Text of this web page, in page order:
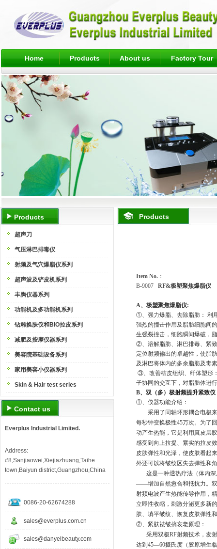
Home Products About us Factory Tour
Products
超声刀
气压淋巴排毒仪
射频及气穴爆脂仪系列
超声波及铲皮机系列
丰胸仪器系列
功能机及多功能机系列
钻雕换肤仪和BIO拉皮系列
减肥及按摩仪器系列
美容院基础设备系列
家用美容小仪器系列
Skin & Hair test series
Contact us
Everplus Industrial Limited.
Address:
#8,Sanjiaowei,Xiejiazhuang,Taihe
town,Baiyun district,Guangzhou,China
0086-20-62674288
sales@everplus.com.cn
sales@danyelbeauty.com
Products
Item No. ：
B-9007
RF&极塑聚焦爆脂仪
A、极塑聚焦爆脂仪:
①、强力爆脂、去除脂肪： 利
强烈的撞击作用及脂肪细胞间
生强裂撞击，细胞瞬间爆破，
②、溶解脂肪、淋巴排毒、紧
定位射频输出的卓越性，使脂
及淋巴将体内的多余脂肪及毒
③、改善桔皮组织、纤体塑形
子协同的交互下，对脂肪体进
B、 双（多）极射频提升紧致仪
①、仪器功能介绍：
采用了同轴环形耦合电极
每秒钟变换极性45万次。为了
动产生热能，它是利用真皮层
感受到向上拉提、紧实的拉皮
皮肤弹性和光泽，使皮肤看起
外还可以将皱纹区失去弹性和
这是一种透热疗法（体内
——增加自然愈合和抵抗力。双
射频电波产生热能传导作用，
立即性收缩，刺激分泌更多新
肤、填平皱纹、恢复皮肤弹性
②、紧肤祛皱搞哀老原理：
采用双极RF射频技术，发
达到 45—60摄氏度（胶原增生